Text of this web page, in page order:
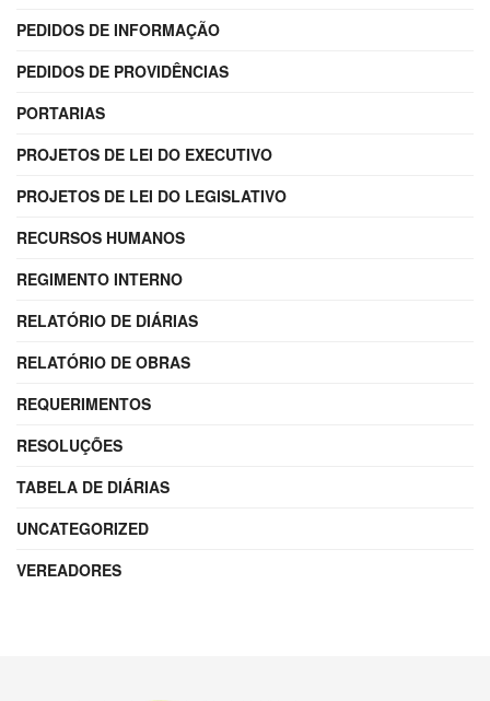
PEDIDOS DE INFORMAÇÃO
PEDIDOS DE PROVIDÊNCIAS
PORTARIAS
PROJETOS DE LEI DO EXECUTIVO
PROJETOS DE LEI DO LEGISLATIVO
RECURSOS HUMANOS
REGIMENTO INTERNO
RELATÓRIO DE DIÁRIAS
RELATÓRIO DE OBRAS
REQUERIMENTOS
RESOLUÇÕES
TABELA DE DIÁRIAS
UNCATEGORIZED
VEREADORES